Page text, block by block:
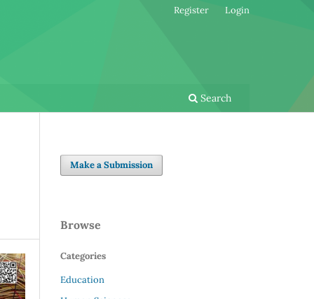
Search
Register Login
Make a Submission
Browse
Categories
Education